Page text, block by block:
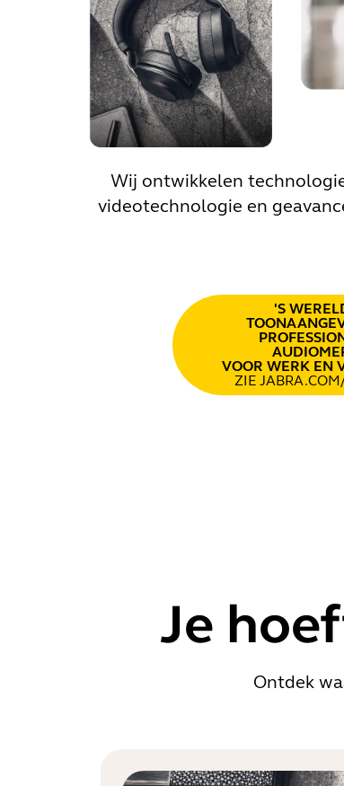
Wij ontwikkelen
videotechnologie en
'S
VOOR WERK EN
ZIE
Je
Ontdek